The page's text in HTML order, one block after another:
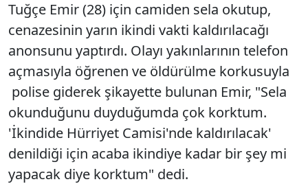
Tuğçe Emir (28) için camiden sela okutup,
cenazesinin yarın ikindi vakti kaldırılacağı
anonsunu yaptırdı. Olayı yakınlarının telefon
açmasıyla öğrenen ve öldürülme korkusuyla
polise giderek şikayette bulunan Emir, "Sela
okunduğunu duyduğumda çok korktum.
'İkindide Hürriyet Camisi'nde kaldırılacak'
denildiği için acaba ikindiye kadar bir şey mi
yapacak diye korktum" dedi.